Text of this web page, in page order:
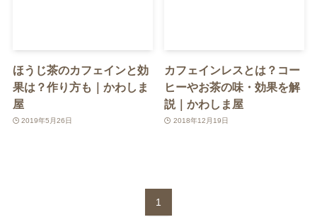
ほうじ茶のカフェインと効
果は？作り方も｜かわしま
屋
2019年5月26日
カフェインレスとは？コー
ヒーやお茶の味・効果を解
説｜かわしま屋
2018年12月19日
1